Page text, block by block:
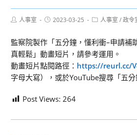
Post人事室
Post2023-03-25
Post人事室 / 政令
監察院製作「五分鐘，懂利衝–申請補
真輕鬆」動畫短片，請參考運用。
動畫短片點閱路徑： https://reurl.cc/
字母大寫），或於YouTube搜尋「五分
Post Views: 264